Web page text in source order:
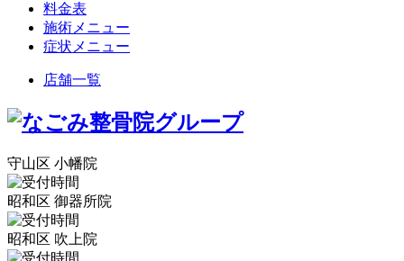
料金表
施術メニュー
症状メニュー
店舗一覧
守山区 小幡院
昭和区 御器所院
昭和区 吹上院